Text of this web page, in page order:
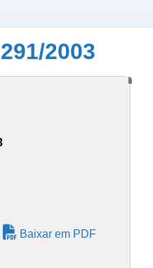
2003
Baixar em PDF